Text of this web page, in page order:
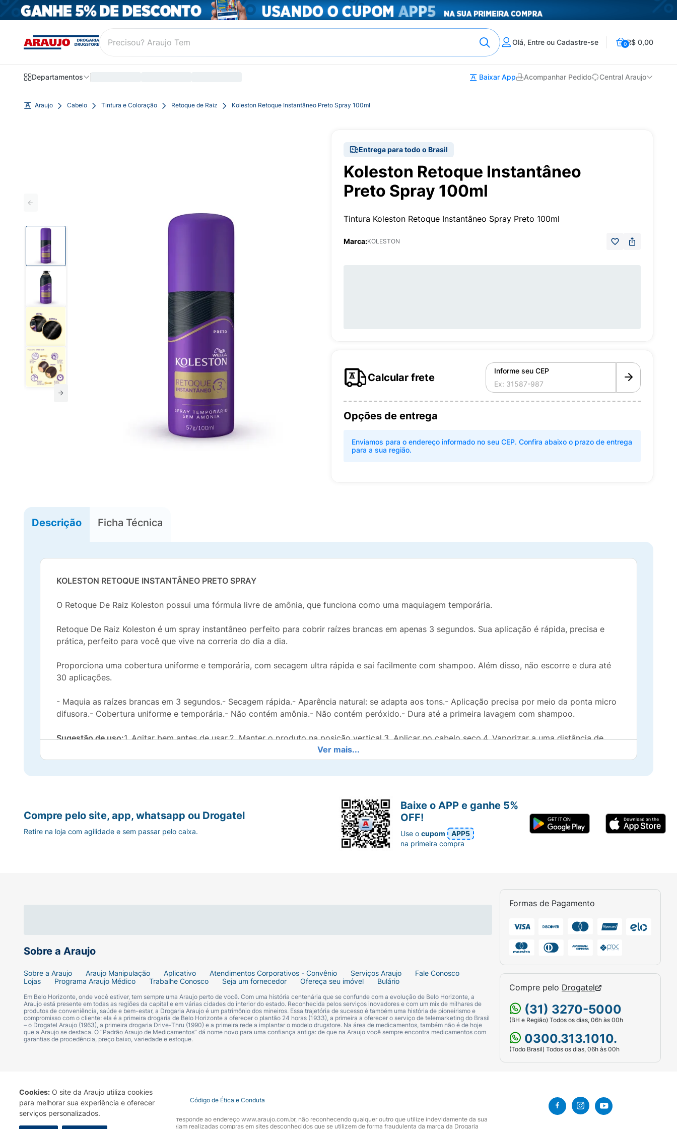
Cookies: O site da Araujo utiliza cookies
para melhorar sua experiência e oferecer
serviços personalizados.
Olá, Entre ou Cadastre-se 0R$ 0,00
Departamentos Baixar App Acompanhar Pedido Central Araujo
Araujo Cabelo Tintura e Coloração Retoque de Raiz Koleston Retoque Instantâneo Preto Spray 100ml
Entrega para todo o Brasil
Koleston Retoque Instantâneo
Preto Spray 100ml
Tintura Koleston Retoque Instantâneo Spray Preto 100ml
Marca:KOLESTON
Calcular frete
Informe seu CEP
Opções de entrega
Enviamos para o endereço informado no seu CEP. Confira abaixo o prazo de entrega
para a sua região.
Descrição Ficha Técnica
KOLESTON RETOQUE INSTANTÂNEO PRETO SPRAY
O Retoque De Raiz Koleston possui uma fórmula livre de amônia, que funciona como uma maquiagem temporária.
Retoque De Raiz Koleston é um spray instantâneo perfeito para cobrir raízes brancas em apenas 3 segundos. Sua aplicação é rápida, precisa e
prática, perfeito para você que vive na correria do dia a dia.
Proporciona uma cobertura uniforme e temporária, com secagem ultra rápida e sai facilmente com shampoo. Além disso, não escorre e dura até
30 aplicações.
- Maquia as raízes brancas em 3 segundos.- Secagem rápida.- Aparência natural: se adapta aos tons.- Aplicação precisa por meio da ponta micro
difusora.- Cobertura uniforme e temporária.- Não contém amônia.- Não contém peróxido.- Dura até a primeira lavagem com shampoo.
Sugestão de uso:1. Agitar bem antes de usar.2. Manter o produto na posição vertical.3. Aplicar no cabelo seco.4. Vaporizar a uma distância de
aproximadamente 15 cm das suas raízes visíveis.5. Deixar secar por 2 minutos.6. Pentear o cabelo como de costume.
Observação:Manter o produto na posição vertical e aplicar no cabelo seco.
Ver mais...
Sobre a Araujo
Sobre a Araujo Araujo Manipulação Aplicativo Atendimentos Corporativos - Convênio Serviços Araujo
Fale Conosco
Lojas
Programa Araujo Médico Trabalhe Conosco Seja um fornecedor Ofereça seu imóvel Bulário
Em Belo Horizonte, onde você estiver, tem sempre uma Araujo perto de você. Com uma história centenária que se confunde com a evolução de Belo Horizonte, a
Araujo está presente em todas as regiões da capital e em várias cidades do interior do estado. Reconhecida pelos serviços inovadores e com um mix de milhares de
produtos de conveniência, saúde e bem-estar, a Drogaria Araujo é um patrimônio dos mineiros. Essa trajetória de sucesso é também uma história de pioneirismo e
compromisso com o cliente: ela é a primeira drogaria de Belo Horizonte a oferecer o plantão 24 horas (1933), a primeira a oferecer o serviço de telemarketing do Brasil
– o Drogatel Araujo (1963), a primeira drogaria Drive-Thru (1990) e a primeira rede a implantar o modelo drugstore. Na área de medicamentos, também não é de hoje
que a Araujo se destaca. O “Padrão Araujo de Medicamentos” dá nome novo para uma confiança antiga: de que na Araujo você sempre encontra medicamentos com
garantias de procedência, preço baixo, variedade e estoque.
Formas de Pagamento
Compre pelo Drogatel
(31) 3270-5000
(BH e Região) Todos os dias, 06h às 00h
0300.313.1010.
(Todo Brasil) Todos os dias, 06h às 00h
Compre pelo site, app, whatsapp ou Drogatel
Retire na loja com agilidade e sem passar pelo caixa.
Baixe o APP e ganhe 5%
OFF!
Use ocupom
APP5
na primeira compra
Termo de Uso Portal da Privacidade Covid-19 Código de Ética e Conduta
A Drogaria Araujo S/A informa que o seu site oficial corresponde ao endereço www.araujo.com.br, não reconhecendo qualquer outro que utilize indevidamente da sua
marca. Para sua segurança recomendamos que não sejam realizadas compras em sites desconhecidos que se utilizem de forma fraudulenta da marca da Drogaria